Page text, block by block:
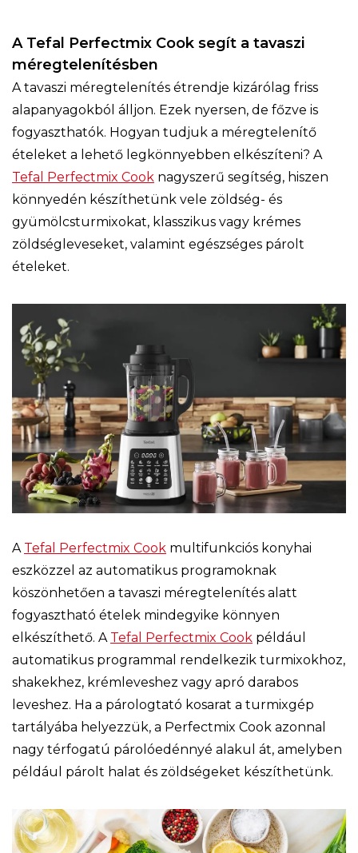
A Tefal Perfectmix Cook segít a tavaszi
méregtelenítésben
A tavaszi méregtelenítés étrendje kizárólag friss
alapanyagokból álljon. Ezek nyersen, de főzve is
fogyaszthatók. Hogyan tudjuk a méregtelenítő
ételeket a lehető legkönnyebben elkészíteni? A
Tefal Perfectmix Cook nagyszerű segítség, hiszen
könnyedén készíthetünk vele zöldség- és
gyümölcsturmixokat, klasszikus vagy krémes
zöldségleveseket, valamint egészséges párolt
ételeket.
A Tefal Perfectmix Cook multifunkciós konyhai
eszközzel az automatikus programoknak
köszönhetően a tavaszi méregtelenítés alatt
fogyasztható ételek mindegyike könnyen
elkészíthető. A Tefal Perfectmix Cook például
automatikus programmal rendelkezik turmixokhoz,
shakekhez, krémleveshez vagy apró darabos
leveshez. Ha a párologtató kosarat a turmixgép
tartályába helyezzük, a Perfectmix Cook azonnal
nagy térfogatú párolóedénnyé alakul át, amelyben
például párolt halat és zöldségeket készíthetünk.